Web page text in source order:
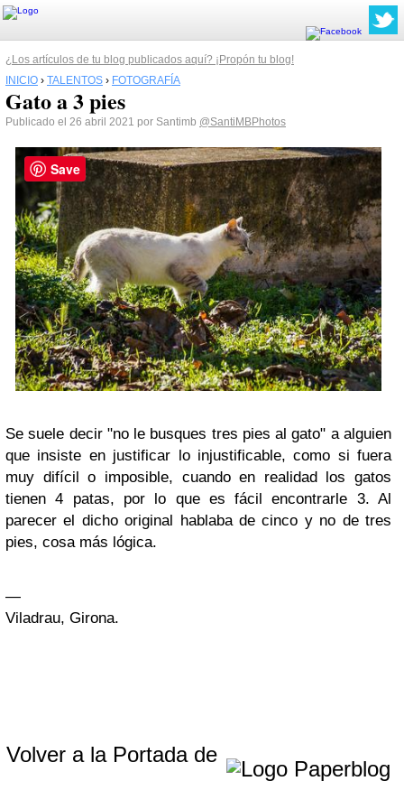
¿Los artículos de tu blog publicados aquí? ¡Propón tu blog!
INICIO › TALENTOS › FOTOGRAFÍA
Gato a 3 pies
Publicado el 26 abril 2021 por Santimb @SantiMBPhotos
Se suele decir "no le busques tres pies al gato" a alguien
que insiste en justificar lo injustificable, como si fuera
muy difícil o imposible, cuando en realidad los gatos
tienen 4 patas, por lo que es fácil encontrarle 3. Al
parecer el dicho original hablaba de cinco y no de tres
pies, cosa más lógica.
—
Viladrau, Girona.
Volver a la Portada de
Save